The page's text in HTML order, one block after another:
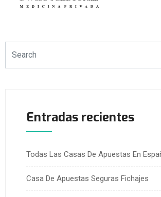
Entradas recientes
Todas Las Casas De Apuestas En
Casa De Apuestas Seguras Fichajes